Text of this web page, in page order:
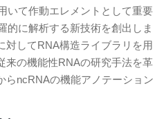
いて作動エレメントとして重要
的に解析する新技術を創出しま
対してRNA構造ライブラリを用
来の機能性RNAの研究手法を革
らncRNAの機能アノテーション